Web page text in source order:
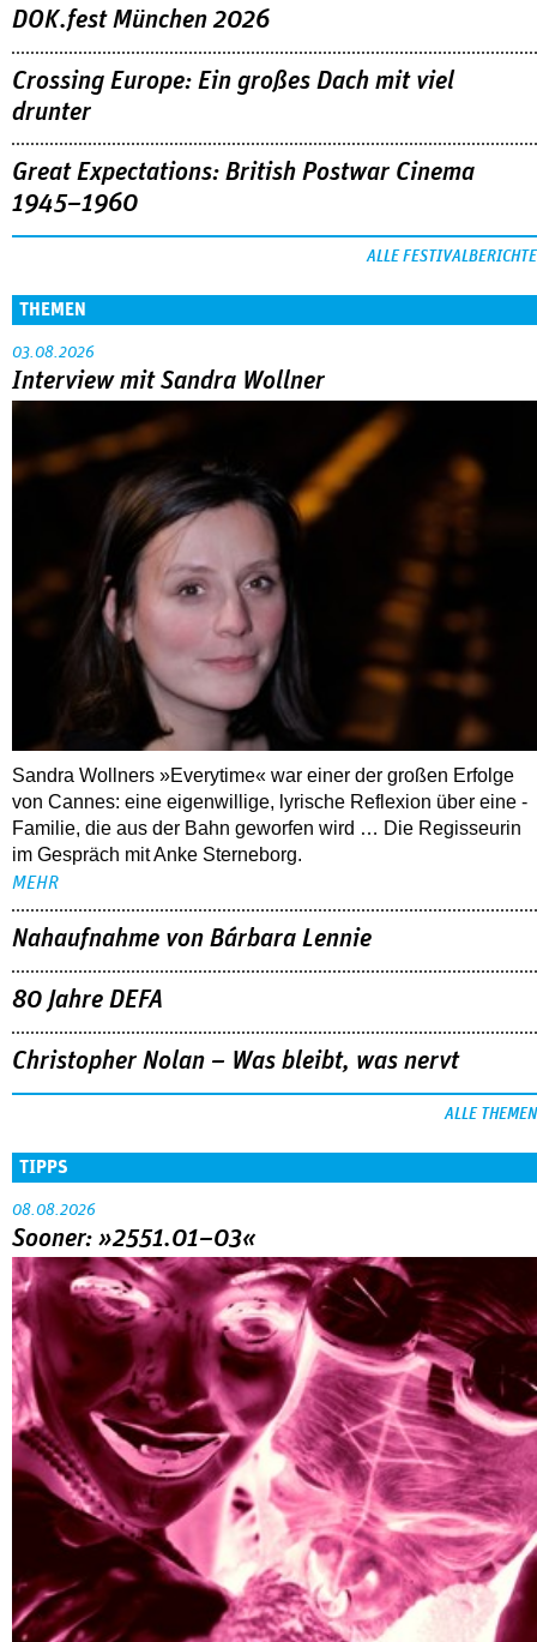
DOK.fest München 2026
Crossing Europe: Ein großes Dach mit viel
drunter
Great Expectations: British Postwar Cinema
1945–1960
ALLE FESTIVALBERICHTE
THEMEN
03.08.2026
Interview mit Sandra Wollner
Sandra Wollners »Everytime« war einer der großen Erfolge
von Cannes: eine eigenwillige, lyrische Reflexion über eine ­
Familie, die aus der Bahn geworfen wird … Die Regisseurin
im Gespräch mit Anke Sterneborg.
MEHR
Nahaufnahme von Bárbara Lennie
80 Jahre DEFA
Christopher Nolan – Was bleibt, was nervt
ALLE THEMEN
TIPPS
08.08.2026
Sooner: »2551.01–03«